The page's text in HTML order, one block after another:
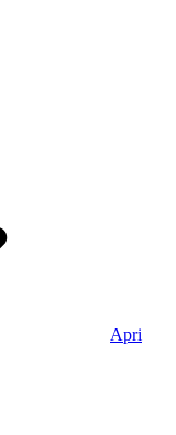
Apri